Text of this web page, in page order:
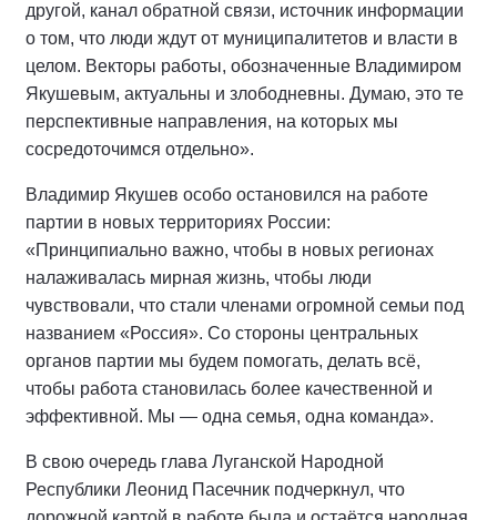
другой, канал обратной связи, источник информации
о том, что люди ждут от муниципалитетов и власти в
целом. Векторы работы, обозначенные Владимиром
Якушевым, актуальны и злободневны. Думаю, это те
перспективные направления, на которых мы
сосредоточимся отдельно».
Владимир Якушев особо остановился на работе
партии в новых территориях России:
«Принципиально важно, чтобы в новых регионах
налаживалась мирная жизнь, чтобы люди
чувствовали, что стали членами огромной семьи под
названием «Россия». Со стороны центральных
органов партии мы будем помогать, делать всё,
чтобы работа становилась более качественной и
эффективной. Мы — одна семья, одна команда».
В свою очередь глава Луганской Народной
Республики Леонид Пасечник подчеркнул, что